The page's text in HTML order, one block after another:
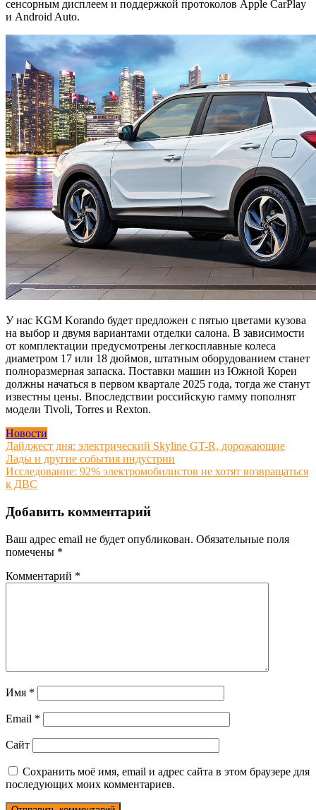
сенсорным дисплеем и поддержкой протоколов Apple CarPlay
и Android Auto.
У нас KGM Korando будет предложен с пятью цветами кузова
на выбор и двумя вариантами отделки салона. В зависимости
от комплектации предусмотрены легкосплавные колеса
диаметром 17 или 18 дюймов, штатным оборудованием станет
полноразмерная запаска. Поставки машин из Южной Кореи
должны начаться в первом квартале 2025 года, тогда же станут
известны цены. Впоследствии российскую гамму пополнят
модели Tivoli, Torres и Rexton.
Новости
Навигация
по
записям
Дайджест дня: электрический Skyline GT-R, дорожающие
Лады и другие события индустрии
Исследование: 92% электромобилистов не хотят возвращаться
к ДВС
Добавить комментарий
Ваш адрес email не будет опубликован. Обязательные поля
помечены *
Комментарий *
Имя *
Email *
Сайт
Сохранить моё имя, email и адрес сайта в этом браузере для
последующих моих комментариев.